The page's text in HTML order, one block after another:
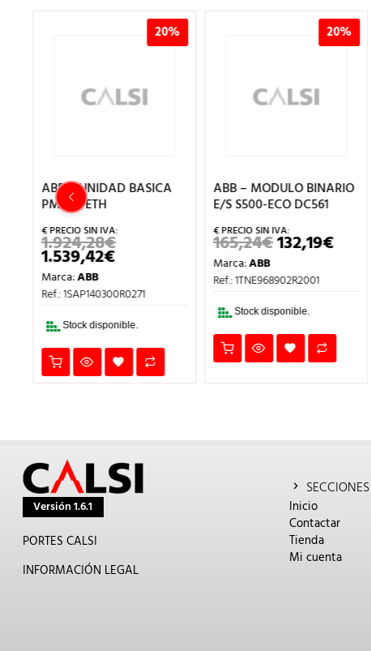
20%
ABB – UNIDAD BASICA
PM583-ETH
1.924,28€EL
PRECIO
ORIGINAL
1.924,28€.
1.539,42€EL
PRECIO
ES:
Marca:ABB
Ref.: 1SAP140300R0271
Stock disponible.
20%
ABB – MODULO BINARIO
E/S S500-ECO DC561
165,24€EL
PRECIO
ERA:
132,19€EL
Marca:ABB
Ref.: 1TNE968902R2001
Stock disponible.
Versión 1.6.1
PORTES CALSI
INFORMACIÓN LEGAL
SECCIONES
Inicio
Contactar
Tienda
Mi cuenta